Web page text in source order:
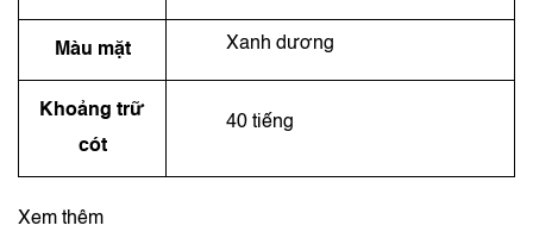
Màu mặt Xanh dương
Khoảng trữ
cót
40 tiếng
Xem thêm